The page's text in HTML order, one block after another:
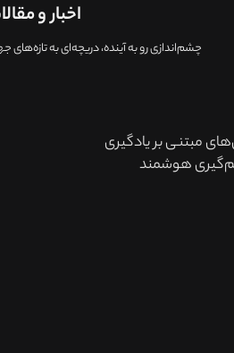
اخبار و
چشم‌اندازی رو به آینده، دريچه‌ای به تازه‌های
مبتنی بر یادگیری
هوشمند